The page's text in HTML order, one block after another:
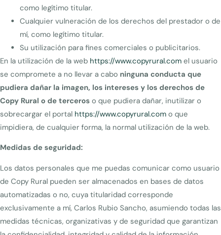
como legítimo titular.
Cualquier vulneración de los derechos del prestador o de
mí, como legítimo titular.
Su utilización para fines comerciales o publicitarios.
En la utilización de la web https://www.copyrural.com el usuario
se compromete a no llevar a cabo ninguna conducta que
pudiera dañar la imagen, los intereses y los derechos de
Copy Rural o de terceros o que pudiera dañar, inutilizar o
sobrecargar el portal https://www.copyrural.com o que
impidiera, de cualquier forma, la normal utilización de la web.
Medidas de seguridad:
Los datos personales que me puedas comunicar como usuario
de Copy Rural pueden ser almacenados en bases de datos
automatizadas o no, cuya titularidad corresponde
exclusivamente a mí, Carlos Rubio Sancho, asumiendo todas las
medidas técnicas, organizativas y de seguridad que garantizan